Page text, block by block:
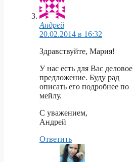
Андрей
20.02.2014 в 16:32
Здравствуйте, Мария!
У нас есть для Вас деловое
предложение. Буду рад
описать его подробнее по
мейлу.
С уважением,
Андрей
Ответить